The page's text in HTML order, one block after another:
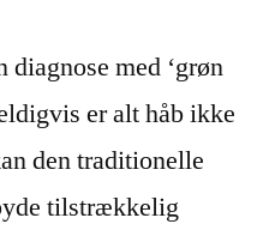
med ‘grøn
er alt håb ikke
den traditionelle
tilstrækkelig